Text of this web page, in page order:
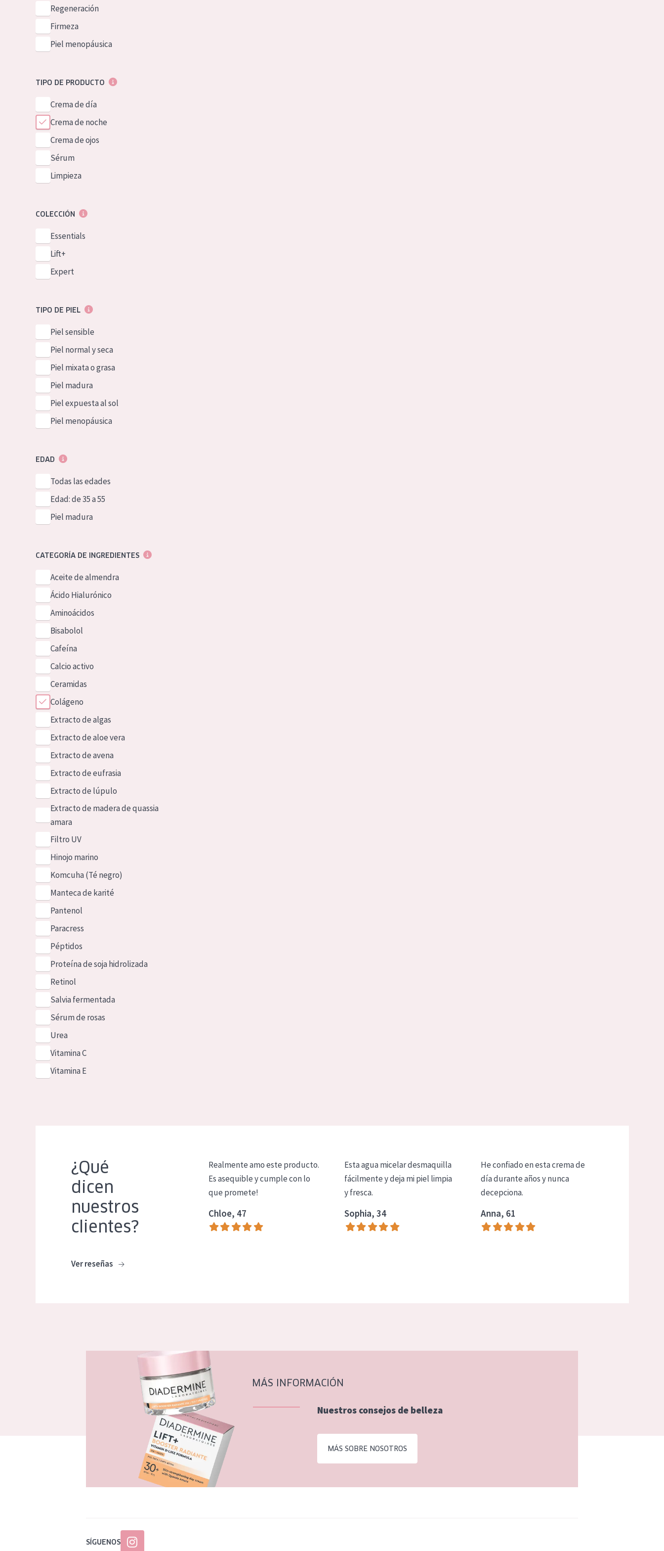
German
Spanish
Greek
Regeneración
Firmeza
Piel menopáusica
TIPO DE PRODUCTO
Crema de día
Crema de noche
Crema de ojos
Sérum
Limpieza
COLECCIÓN
Essentials
Lift+
Expert
TIPO DE PIEL
Piel sensible
Piel normal y seca
Piel mixata o grasa
Piel madura
Piel expuesta al sol
Piel menopáusica
EDAD
Todas las edades
Edad: de 35 a 55
Piel madura
CATEGORÍA DE INGREDIENTES
Aceite de almendra
Ácido Hialurónico
Aminoácidos
Bisabolol
Cafeína
Calcio activo
Ceramidas
Colágeno
Extracto de algas
Extracto de aloe vera
Extracto de avena
Extracto de eufrasia
Extracto de lúpulo
Extracto de madera de quassia
amara
Filtro UV
Hinojo marino
Komcuha (Té negro)
Manteca de karité
Pantenol
Paracress
Péptidos
Proteína de soja hidrolizada
Retinol
Salvia fermentada
Sérum de rosas
Urea
Vitamina C
Vitamina E
¿Qué
dicen
nuestros
clientes?
Ver reseñas
Realmente amo este producto.
Es asequible y cumple con lo
que promete!
Chloe, 47
Esta agua micelar desmaquilla
fácilmente y deja mi piel limpia
y fresca.
Sophia, 34
He confiado en esta crema de
día durante años y nunca
decepciona.
Anna, 61
MÁS INFORMACIÓN
Nuestros consejos de belleza
MÁS SOBRE NOSOTROS
SÍGUENOS